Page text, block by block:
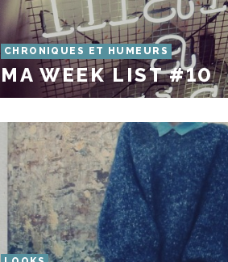
CHRONIQUES ET HUMEURS
MA WEEK LIST #10